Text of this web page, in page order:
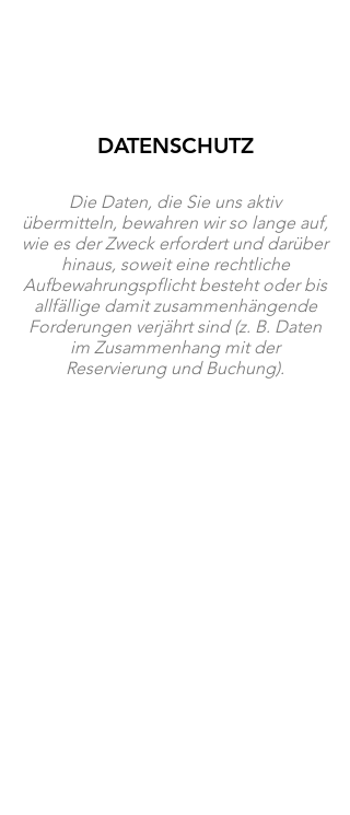
DATENSCHUTZ
Die Daten, die Sie uns aktiv
übermitteln, bewahren wir so lange auf,
wie es der Zweck erfordert und darüber
hinaus, soweit eine rechtliche
Aufbewahrungspflicht besteht oder bis
allfällige damit zusammenhängende
Forderungen verjährt sind (z. B. Daten
im Zusammenhang mit der
Reservierung und Buchung).